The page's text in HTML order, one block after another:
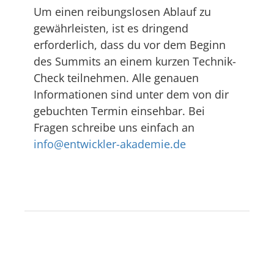
Um einen reibungslosen Ablauf zu
gewährleisten, ist es dringend
erforderlich, dass du vor dem Beginn
des Summits an einem kurzen Technik-
Check teilnehmen. Alle genauen
Informationen sind unter dem von dir
gebuchten Termin einsehbar. Bei
Fragen schreibe uns einfach an
info@entwickler-akademie.de